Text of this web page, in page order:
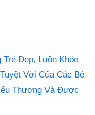
Trẻ Đẹp, Luôn Khỏe
Vời Của Các Bé
Thương Và Được